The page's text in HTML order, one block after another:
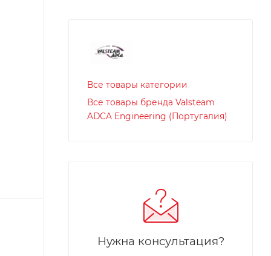
Все товары категории
Все товары бренда Valsteam
ADCA Engineering (Португалия)
Нужна консультация?